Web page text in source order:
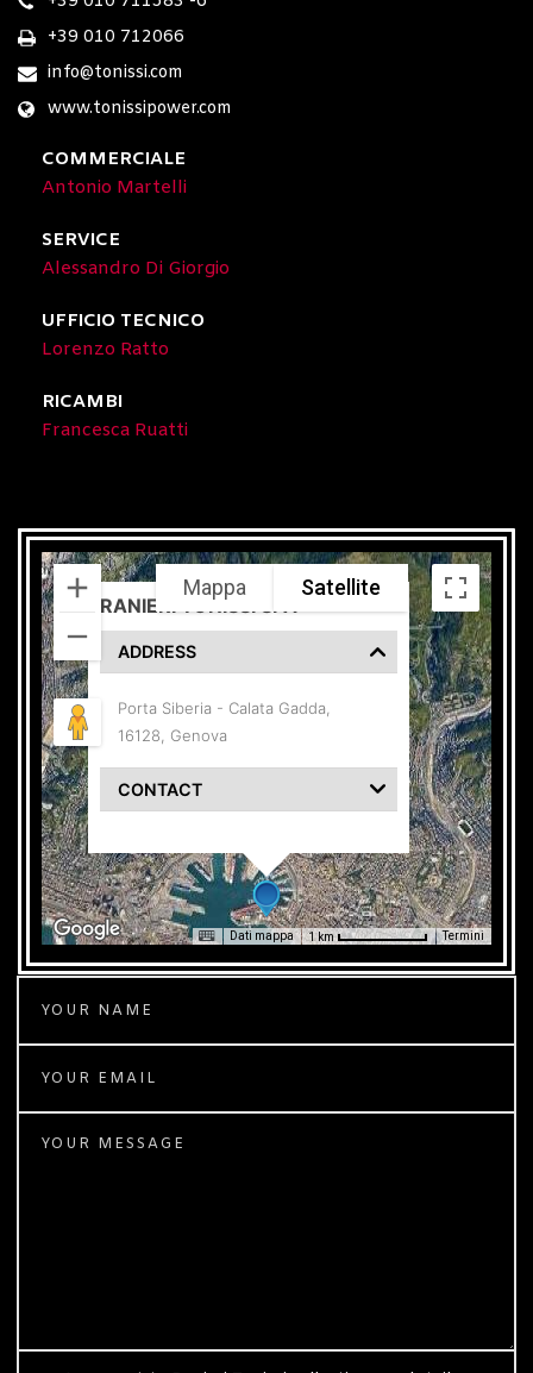
+39 010 712066
info@tonissi.com
www.tonissipower.com
COMMERCIALE
Antonio Martelli
SERVICE
Alessandro Di Giorgio
UFFICIO TECNICO
Lorenzo Ratto
RICAMBI
Francesca Ruatti
RANIERI TONISSI SPA
ADDRESS
Porta Siberia - Calata Gadda,
16128, Genova
CONTACT
Mappa Satellite
Dati mappa 1 km Termini